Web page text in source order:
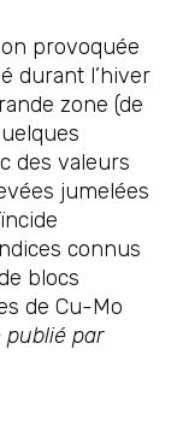
provoquée
durant l’hiver
zone (de
des valeurs
jumelées
connus
blocs
de Cu-Mo
par